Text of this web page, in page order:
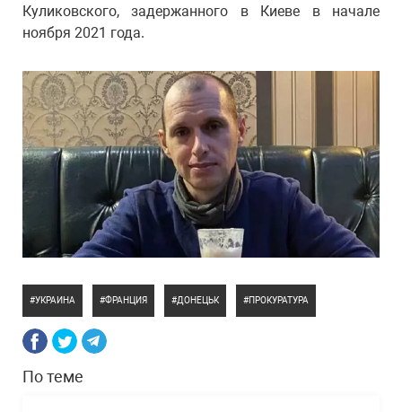
Куликовского, задержанного в Киеве в начале
ноября 2021 года.
УКРАИНА ФРАНЦИЯ ДОНЕЦЬК ПРОКУРАТУРА
По теме